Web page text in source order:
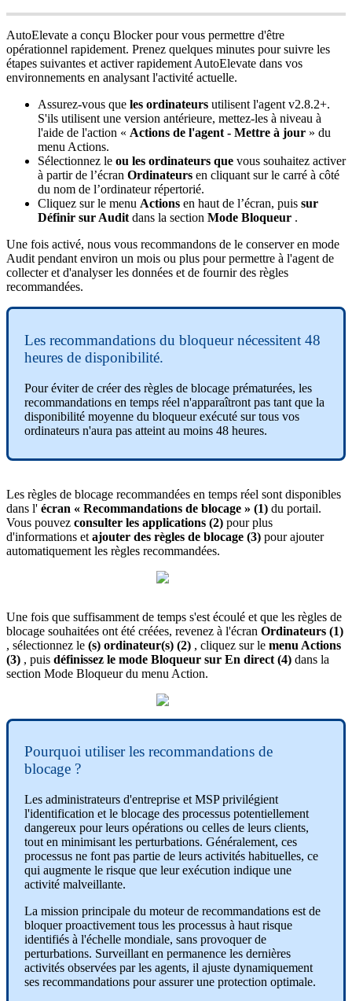
AutoElevate a conçu Blocker pour vous permettre d'être
opérationnel rapidement. Prenez quelques minutes pour suivre les
étapes suivantes et activer rapidement AutoElevate dans vos
environnements en analysant l'activité actuelle.
Assurez-vous que les ordinateurs utilisent l'agent v2.8.2+.
S'ils utilisent une version antérieure, mettez-les à niveau à
l'aide de l'action « Actions de l'agent - Mettre à jour » du
menu Actions.
Sélectionnez le ou les ordinateurs que vous souhaitez activer
à partir de l’écran Ordinateurs en cliquant sur le carré à côté
du nom de l’ordinateur répertorié.
Cliquez sur le menu Actions en haut de l’écran, puis sur
Définir sur Audit dans la section Mode Bloqueur .
Une fois activé, nous vous recommandons de le conserver en mode
Audit pendant environ un mois ou plus pour permettre à l'agent de
collecter et d'analyser les données et de fournir des règles
recommandées.
Les recommandations du bloqueur nécessitent 48
heures de disponibilité.
Pour éviter de créer des règles de blocage prématurées, les
recommandations en temps réel n'apparaîtront pas tant que la
disponibilité moyenne du bloqueur exécuté sur tous vos
ordinateurs n'aura pas atteint au moins 48 heures.
Les règles de blocage recommandées en temps réel sont disponibles
dans l' écran « Recommandations de blocage » (1) du portail.
Vous pouvez consulter les applications (2) pour plus
d'informations et ajouter des règles de blocage (3) pour ajouter
automatiquement les règles recommandées.
Une fois que suffisamment de temps s'est écoulé et que les règles de
blocage souhaitées ont été créées, revenez à l'écran Ordinateurs (1)
, sélectionnez le (s) ordinateur(s) (2) , cliquez sur le menu Actions
(3) , puis définissez le mode Bloqueur sur En direct (4) dans la
section Mode Bloqueur du menu Action.
Pourquoi utiliser les recommandations de
blocage ?
Les administrateurs d'entreprise et MSP privilégient
l'identification et le blocage des processus potentiellement
dangereux pour leurs opérations ou celles de leurs clients,
tout en minimisant les perturbations. Généralement, ces
processus ne font pas partie de leurs activités habituelles, ce
qui augmente le risque que leur exécution indique une
activité malveillante.
La mission principale du moteur de recommandations est de
bloquer proactivement tous les processus à haut risque
identifiés à l'échelle mondiale, sans provoquer de
perturbations. Surveillant en permanence les dernières
activités observées par les agents, il ajuste dynamiquement
ses recommandations pour assurer une protection optimale.